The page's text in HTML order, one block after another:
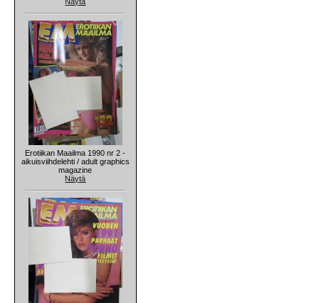
Erotiikan Maailma 1990 nr 2 -
aikuisviihdelehti / adult graphics
magazine
Näytä